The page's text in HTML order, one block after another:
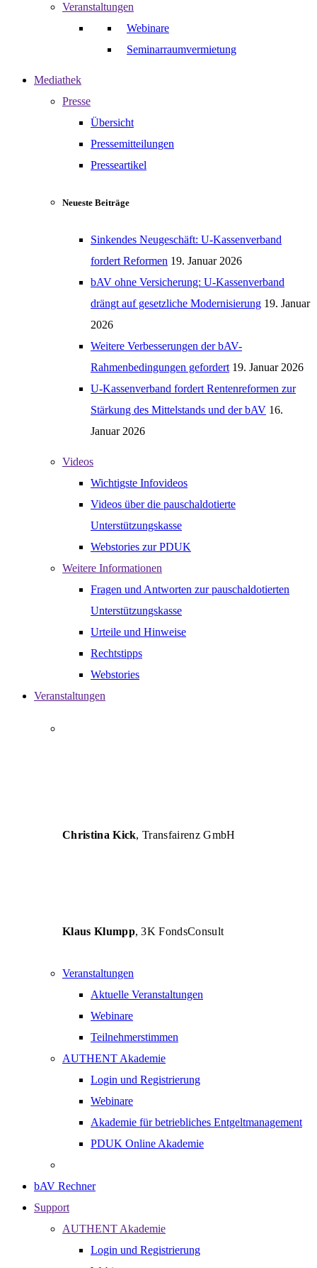
Veranstaltungen
Webinare
Seminarraumvermietung
Mediathek
Presse
Übersicht
Pressemitteilungen
Presseartikel
Neueste Beiträge
Sinkendes Neugeschäft: U-Kassenverband
fordert Reformen 19. Januar 2026
bAV ohne Versicherung: U-Kassenverband
drängt auf gesetzliche Modernisierung 19. Januar
2026
Weitere Verbesserungen der bAV-
Rahmenbedingungen gefordert 19. Januar 2026
U-Kassenverband fordert Rentenreformen zur
Stärkung des Mittelstands und der bAV 16.
Januar 2026
Videos
Wichtigste Infovideos
Videos über die pauschaldotierte
Unterstützungskasse
Webstories zur PDUK
Weitere Informationen
Fragen und Antworten zur pauschaldotierten
Unterstützungskasse
Urteile und Hinweise
Rechtstipps
Webstories
Veranstaltungen
Christina Kick, Transfairenz GmbH
Klaus Klumpp, 3K FondsConsult
Veranstaltungen
Aktuelle Veranstaltungen
Webinare
Teilnehmerstimmen
AUTHENT Akademie
Login und Registrierung
Webinare
Akademie für betriebliches Entgeltmanagement
PDUK Online Akademie
bAV Rechner
Support
AUTHENT Akademie
Login und Registrierung